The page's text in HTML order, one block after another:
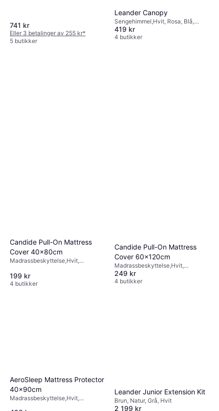
741 kr
Eller 3 betalinger av 255 kr*
5 butikker
Leander Canopy
Sengehimmel,Hvit, Rosa, Blå,
Materialer: Polyester, Bomull
419 kr
4 butikker
Candide Pull-On Mattress
Cover 40x80cm
Madrassbeskyttelse,Hvit,
199 kr
4 butikker
Candide Pull-On Mattress
Cover 60x120cm
Madrassbeskyttelse,Hvit,
Materialer: Bambus, Bomull
249 kr
4 butikker
AeroSleep Mattress Protector
40x90cm
Madrassbeskyttelse,Hvit,
Leander Junior Extension Kit
Brun, Natur, Grå, Hvit
2 199 kr